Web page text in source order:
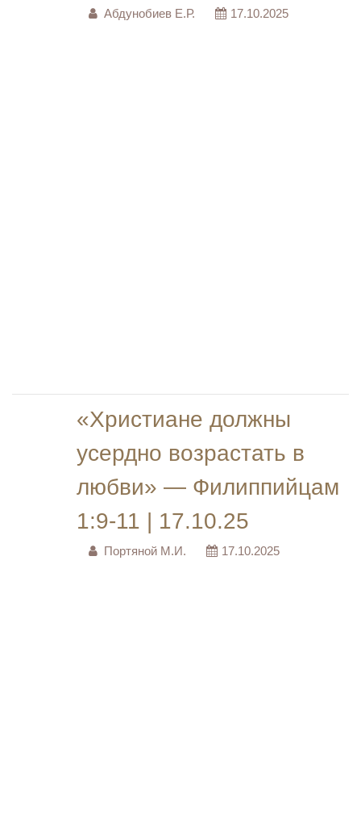
Абдунобиев Е.Р. 17.10.2025
«Христиане должны
усердно возрастать в
любви» — Филиппийцам
1:9-11 | 17.10.25
Портяной М.И. 17.10.2025